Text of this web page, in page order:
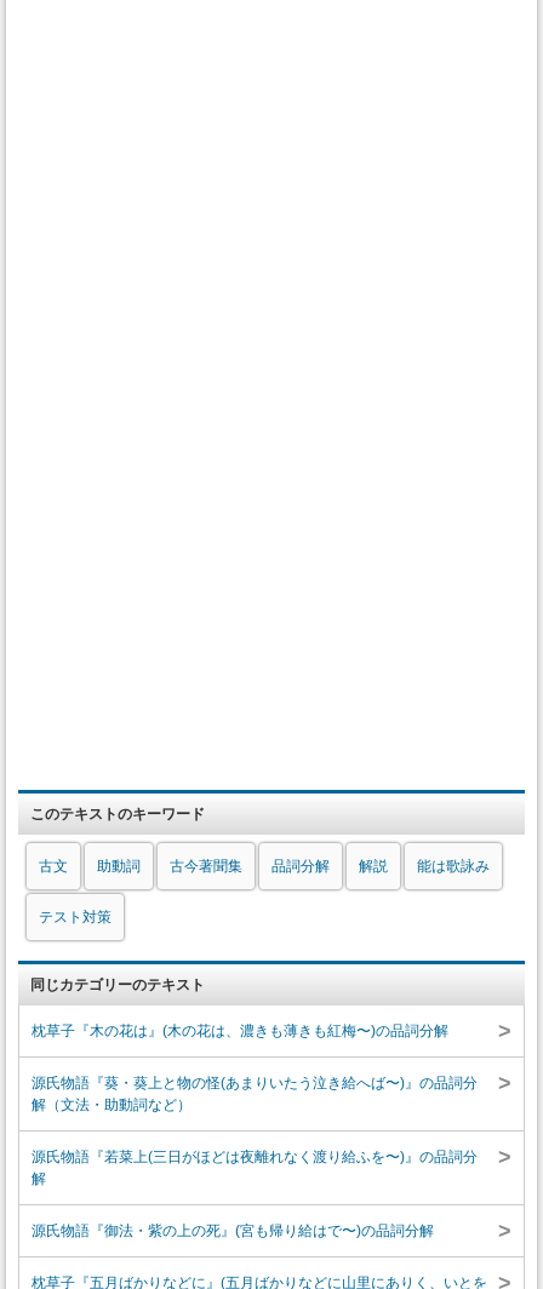
このテキストのキーワード
古文 助動詞 古今著聞集 品詞分解 解説 能は歌詠み
テスト対策
同じカテゴリーのテキスト
枕草子『木の花は』(木の花は、濃きも薄きも紅梅〜)の品詞分解 >
源氏物語『葵・葵上と物の怪(あまりいたう泣き給へば〜)』の品詞分
解（文法・助動詞など）
>
源氏物語『若菜上(三日がほどは夜離れなく渡り給ふを〜)』の品詞分
解
>
源氏物語『御法・紫の上の死』(宮も帰り給はで〜)の品詞分解 >
枕草子『五月ばかりなどに』(五月ばかりなどに山里にありく、いとを
>